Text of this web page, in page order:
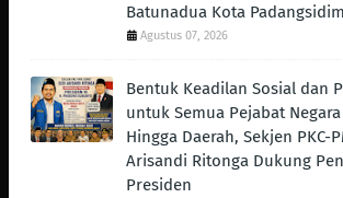
Batunadua Kota
Agustus 07, 2026
Bentuk Keadilan Sosial dan
untuk Semua Pejabat
Hingga Daerah, Sekjen PKC-
Arisandi Ritonga Dukung
Presiden